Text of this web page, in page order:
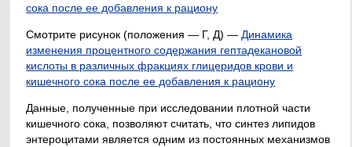
сока после ее добавления к рациону
Смотрите рисунок (положения — Г, Д) — Динамика
изменения процентного содержания гептадекановой
кислоты в различных фракциях глицеридов крови и
кишечного сока после ее добавления к рациону
Данные, полученные при исследовании плотной части
кишечного сока, позволяют считать, что синтез липидов
энтероцитами является одним из постоянных механизмов